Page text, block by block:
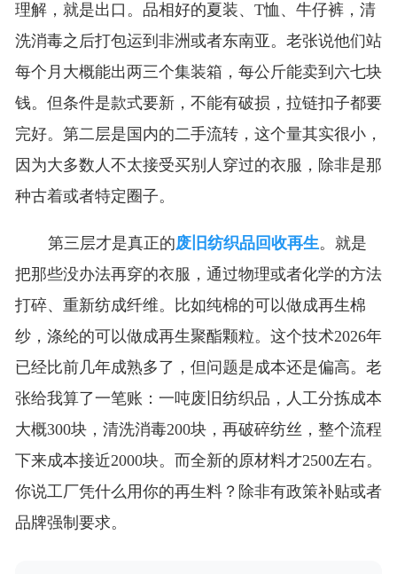
理解，就是出口。品相好的夏装、T恤、牛仔裤，清
洗消毒之后打包运到非洲或者东南亚。老张说他们站
每个月大概能出两三个集装箱，每公斤能卖到六七块
钱。但条件是款式要新，不能有破损，拉链扣子都要
完好。第二层是国内的二手流转，这个量其实很小，
因为大多数人不太接受买别人穿过的衣服，除非是那
种古着或者特定圈子。
第三层才是真正的废旧纺织品回收再生。就是
把那些没办法再穿的衣服，通过物理或者化学的方法
打碎、重新纺成纤维。比如纯棉的可以做成再生棉
纱，涤纶的可以做成再生聚酯颗粒。这个技术2026年
已经比前几年成熟多了，但问题是成本还是偏高。老
张给我算了一笔账：一吨废旧纺织品，人工分拣成本
大概300块，清洗消毒200块，再破碎纺丝，整个流程
下来成本接近2000块。而全新的原材料才2500左右。
你说工厂凭什么用你的再生料？除非有政策补贴或者
品牌强制要求。